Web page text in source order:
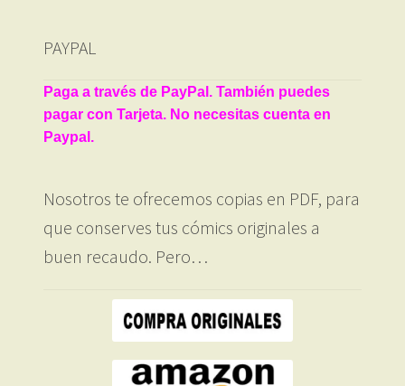
PAYPAL
Paga a través de PayPal. También puedes
pagar con Tarjeta. No necesitas cuenta en
Paypal.
Nosotros te ofrecemos copias en PDF, para
que conserves tus cómics originales a
buen recaudo. Pero…